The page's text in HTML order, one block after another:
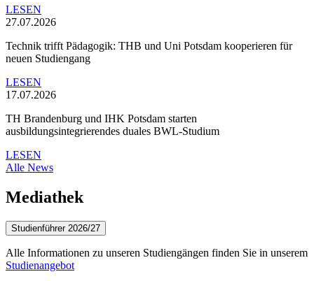
LESEN
27.07.2026
Technik trifft Pädagogik: THB und Uni Potsdam kooperieren für
neuen Studiengang
LESEN
17.07.2026
TH Brandenburg und IHK Potsdam starten
ausbildungsintegrierendes duales BWL-Studium
LESEN
Alle News
Mediathek
Studienführer 2026/27
Alle Informationen zu unseren Studiengängen finden Sie in unserem
Studienangebot